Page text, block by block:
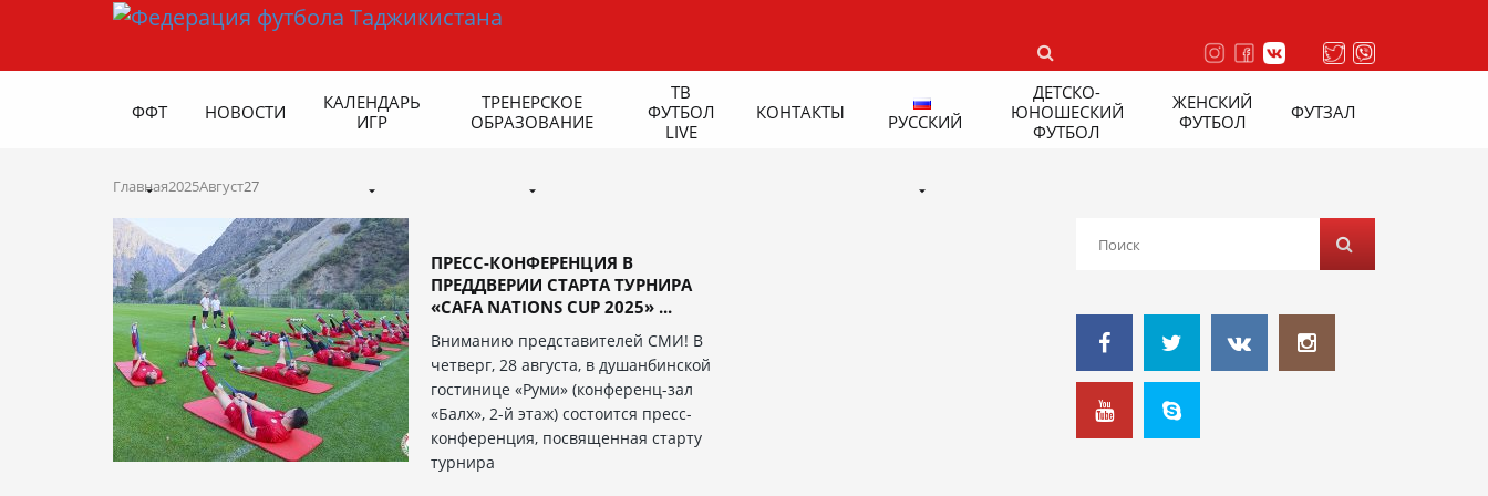
ФФТ НОВОСТИ
КАЛЕНДАРЬ
ИГР
ТРЕНЕРСКОЕ
ОБРАЗОВАНИЕ
ТВ
ФУТБОЛ
LIVE
КОНТАКТЫ РУССКИЙ
ДЕТСКО-
ЮНОШЕСКИЙ
ФУТБОЛ
ЖЕНСКИЙ
ФУТБОЛ
ФУТЗАЛ
Главная2025Август27
ПРЕСС-КОНФЕРЕНЦИЯ В
ПРЕДДВЕРИИ СТАРТА ТУРНИРА
«CAFA NATIONS CUP 2025» ...
Вниманию представителей СМИ! В
четверг, 28 августа, в душанбинской
гостинице «Руми» (конференц-зал
«Балх», 2-й этаж) состоится пресс-
конференция, посвященная старту
турнира